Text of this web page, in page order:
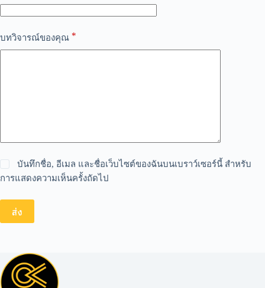
บทวิจารณ์ของคุณ *
บันทึกชื่อ, อีเมล และชื่อเว็บไซต์ของฉันบนเบราว์เซอร์นี้ สำหรับ
การแสดงความเห็นครั้งถัดไป
ส่ง